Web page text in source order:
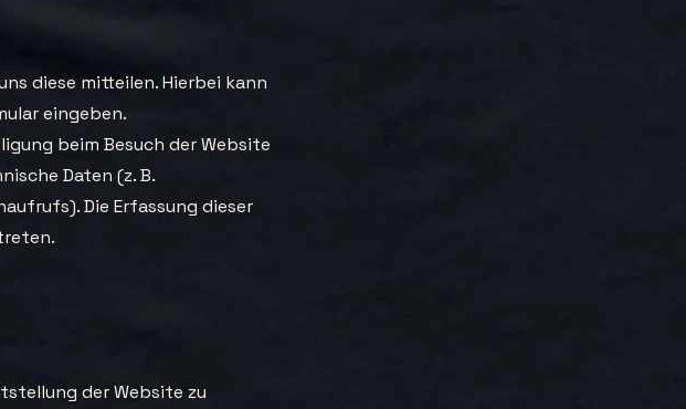
diese mitteilen. Hierbei kann
eingeben.
beim Besuch der Website
Daten (z. B.
Die Erfassung dieser
der Website zu